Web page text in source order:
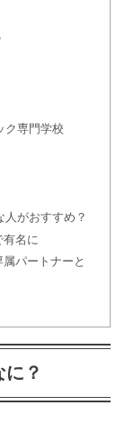
芸能人が大物
算はいくらぐ
婚式をした芸
人は？費用は
コミまとめ
ル表参道の口
ク専門学校
人がおすすめ？
名に
パートナーと
？